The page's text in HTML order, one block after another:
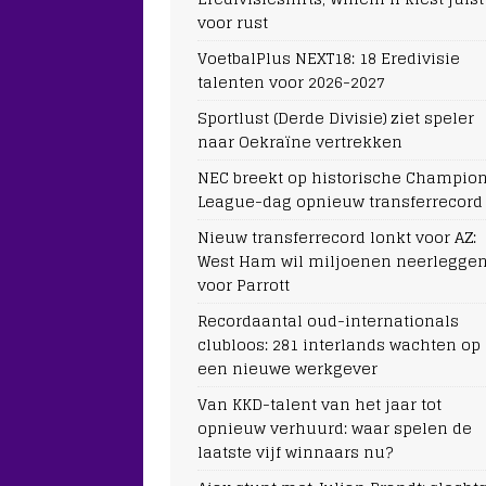
voor rust
VoetbalPlus NEXT18: 18 Eredivisie
talenten voor 2026-2027
Sportlust (Derde Divisie) ziet speler
naar Oekraïne vertrekken
NEC breekt op historische
League-dag opnieuw transferrecord
Nieuw transferrecord lonkt voor AZ:
West Ham wil miljoenen
voor Parrott
Recordaantal oud-internationals
clubloos: 281 interlands wachten op
een nieuwe werkgever
Van KKD-talent van het jaar tot
opnieuw verhuurd: waar spelen de
laatste vijf winnaars nu?